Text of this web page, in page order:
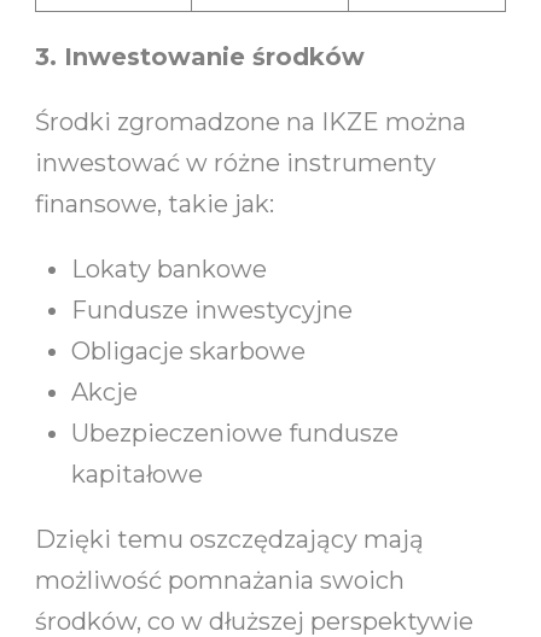
3. Inwestowanie środków
Środki zgromadzone na IKZE można
inwestować w różne instrumenty
finansowe, takie jak:
Lokaty bankowe
Fundusze inwestycyjne
Obligacje skarbowe
Akcje
Ubezpieczeniowe fundusze
kapitałowe
Dzięki temu oszczędzający mają
możliwość pomnażania swoich
środków, co w dłuższej perspektywie